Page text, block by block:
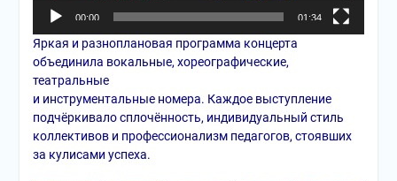
00:00 01:34
Яркая и разноплановая программа концерта
объединила вокальные, хореографические,
театральные
и инструментальные номера. Каждое выступление
подчёркивало сплочённость, индивидуальный стиль
коллективов и профессионализм педагогов, стоявших
за кулисами успеха.